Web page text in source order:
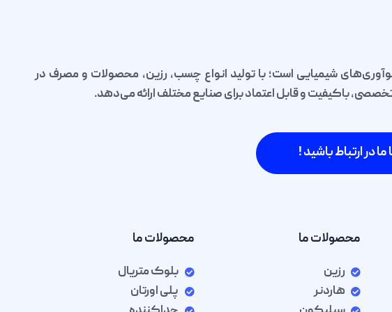
شیمیایی است؛ با تولید انواع چسب، رزین، محصولات و مصرف در
باکیفیت و قابل اعتماد برای صنایع مختلف ارائه می‌دهد.
در ارتباط باشید !
محصولات ما
رزین
هاردنر
محصولات ما
بلوک متریال
پلی اورتان